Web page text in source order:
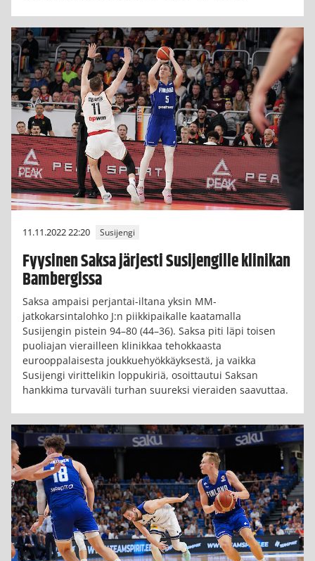
11.11.2022 22:20 Susijengi
Fyysinen Saksa järjesti Susijengille klinikan
Bambergissa
Saksa ampaisi perjantai-iltana yksin MM-
jatkokarsintalohko J:n piikkipaikalle kaatamalla
Susijengin pistein 94–80 (44–36). Saksa piti läpi toisen
puoliajan vierailleen klinikkaa tehokkaasta
eurooppalaisesta joukkuehyökkäyksestä, ja vaikka
Susijengi virittelikin loppukiriä, osoittautui Saksan
hankkima turvaväli turhan suureksi vieraiden saavuttaa.